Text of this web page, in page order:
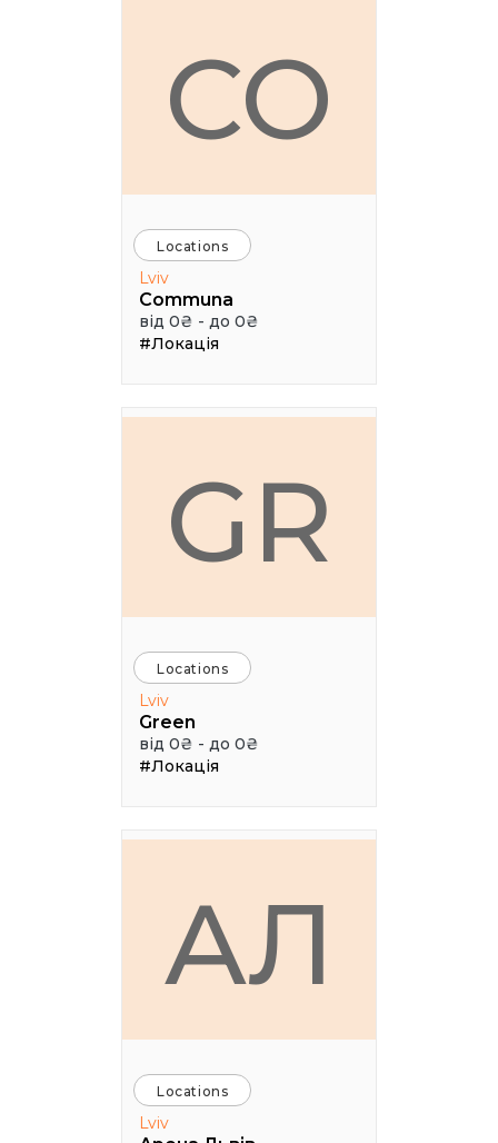
CO
Locations
Lviv
Communa
від 0₴ - до 0₴
#Локація
GR
Locations
Lviv
Green
від 0₴ - до 0₴
#Локація
АЛ
Locations
Lviv